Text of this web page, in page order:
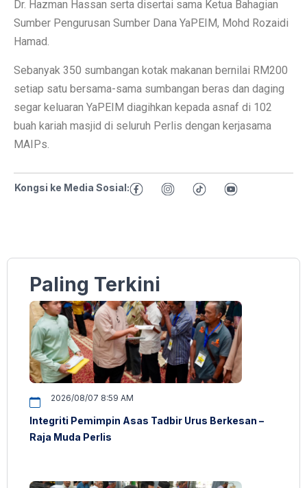
Dr. Hazman Hassan serta disertai sama Ketua Bahagian
Sumber Pengurusan Sumber Dana YaPEIM, Mohd Rozaidi
Hamad.
Sebanyak 350 sumbangan kotak makanan bernilai RM200
setiap satu bersama-sama sumbangan beras dan daging
segar keluaran YaPEIM diagihkan kepada asnaf di 102
buah kariah masjid di seluruh Perlis dengan kerjasama
MAIPs.
Kongsi ke Media Sosial:
Paling Terkini
2026/08/07 8:59 AM
Integriti Pemimpin Asas Tadbir Urus Berkesan –
Raja Muda Perlis